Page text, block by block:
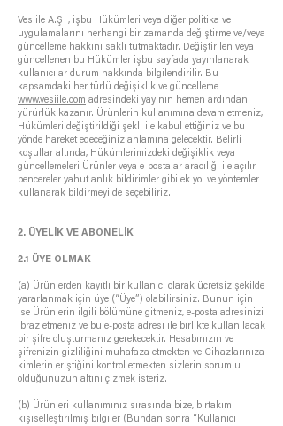
Vesiile A.Ş , işbu Hükümleri veya diğer politika ve
uygulamalarını herhangi bir zamanda değiştirme ve/veya
güncelleme hakkını saklı tutmaktadır. Değiştirilen veya
güncellenen bu Hükümler işbu sayfada yayınlanarak
kullanıcılar durum hakkında bilgilendirilir. Bu
kapsamdaki her türlü değişiklik ve güncelleme
www.vesiile.com adresindeki yayının hemen ardından
yürürlük kazanır. Ürünlerin kullanımına devam etmeniz,
Hükümleri değiştirildiği şekli ile kabul ettiğiniz ve bu
yönde hareket edeceğiniz anlamına gelecektir. Belirli
koşullar altında, Hükümlerimizdeki değişiklik veya
güncellemeleri Ürünler veya e-postalar aracılığı ile açılır
pencereler yahut anlık bildirimler gibi ek yol ve yöntemler
kullanarak bildirmeyi de seçebiliriz.
2. ÜYELİK VE ABONELİK
2.1 ÜYE OLMAK
(a) Ürünlerden kayıtlı bir kullanıcı olarak ücretsiz şekilde
yararlanmak için üye (“Üye”) olabilirsiniz. Bunun için
ise Ürünlerin ilgili bölümüne gitmeniz, e-posta adresinizi
ibraz etmeniz ve bu e-posta adresi ile birlikte kullanılacak
bir şifre oluşturmanız gerekecektir. Hesabınızın ve
şifrenizin gizliliğini muhafaza etmekten ve Cihazlarınıza
kimlerin eriştiğini kontrol etmekten sizlerin sorumlu
olduğunuzun altını çizmek isteriz.
(b) Ürünleri kullanımınız sırasında bize, birtakım
kişiselleştirilmiş bilgiler (Bundan sonra “Kullanıcı